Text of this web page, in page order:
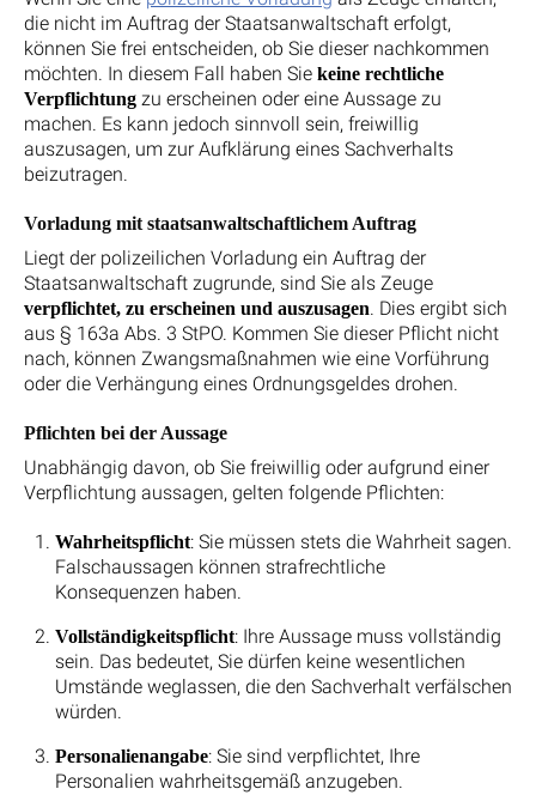
die nicht im Auftrag der Staatsanwaltschaft erfolgt,
können Sie frei entscheiden, ob Sie dieser nachkommen
möchten. In diesem Fall haben Sie keine rechtliche
Verpflichtung zu erscheinen oder eine Aussage zu
machen. Es kann jedoch sinnvoll sein, freiwillig
auszusagen, um zur Aufklärung eines Sachverhalts
beizutragen.
Vorladung mit staatsanwaltschaftlichem Auftrag
Liegt der polizeilichen Vorladung ein Auftrag der
Staatsanwaltschaft zugrunde, sind Sie als Zeuge
verpflichtet, zu erscheinen und auszusagen. Dies ergibt sich
aus § 163a Abs. 3 StPO. Kommen Sie dieser Pflicht nicht
nach, können Zwangsmaßnahmen wie eine Vorführung
oder die Verhängung eines Ordnungsgeldes drohen.
Pflichten bei der Aussage
Unabhängig davon, ob Sie freiwillig oder aufgrund einer
Verpflichtung aussagen, gelten folgende Pflichten:
Wahrheitspflicht: Sie müssen stets die Wahrheit sagen.
Falschaussagen können strafrechtliche
Konsequenzen haben.
Vollständigkeitspflicht: Ihre Aussage muss vollständig
sein. Das bedeutet, Sie dürfen keine wesentlichen
Umstände weglassen, die den Sachverhalt verfälschen
würden.
Personalienangabe: Sie sind verpflichtet, Ihre
Personalien wahrheitsgemäß anzugeben.